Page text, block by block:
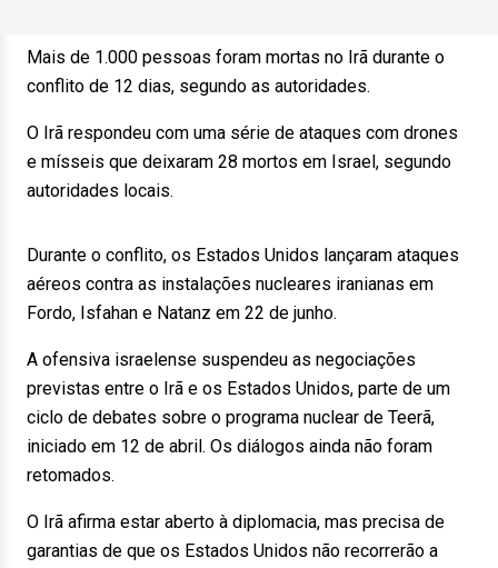
Mais de 1.000 pessoas foram mortas no Irã durante o
conflito de 12 dias, segundo as autoridades.
O Irã respondeu com uma série de ataques com drones
e mísseis que deixaram 28 mortos em Israel, segundo
autoridades locais.
Durante o conflito, os Estados Unidos lançaram ataques
aéreos contra as instalações nucleares iranianas em
Fordo, Isfahan e Natanz em 22 de junho.
A ofensiva israelense suspendeu as negociações
previstas entre o Irã e os Estados Unidos, parte de um
ciclo de debates sobre o programa nuclear de Teerã,
iniciado em 12 de abril. Os diálogos ainda não foram
retomados.
O Irã afirma estar aberto à diplomacia, mas precisa de
garantias de que os Estados Unidos não recorrerão a